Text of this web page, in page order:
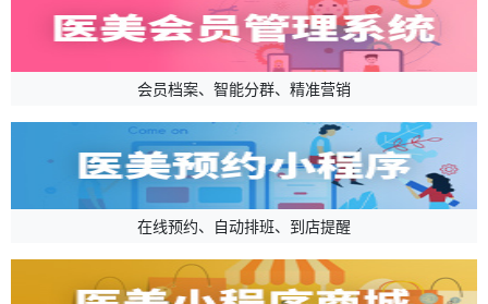
会员档案、智能分群、精准营销
在线预约、自动排班、到店提醒